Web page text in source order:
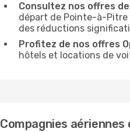
Consultez nos offres
départ de Pointe-à-Pitre
des réductions
Profitez de nos offres
hôtels et locations de
Compagnies